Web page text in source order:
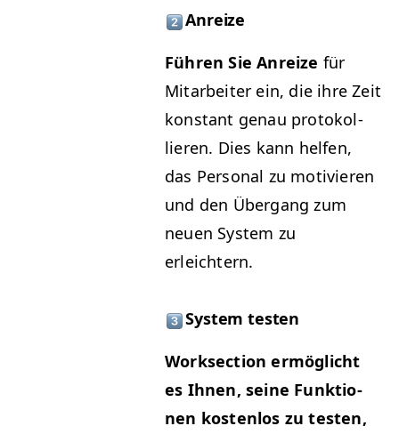
Anreize
Führen Sie Anreize für
Mitar­beit­er ein, die ihre Zeit
kon­stant genau pro­tokol­
lieren. Dies kann helfen,
das Per­son­al zu motivieren
und den Über­gang zum
neuen Sys­tem zu
erleichtern.
Sys­tem testen
Work­sec­tion ermöglicht
es Ihnen, seine Funk­tio­
nen kosten­los zu testen,